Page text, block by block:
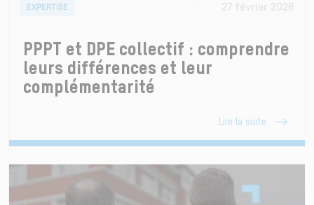
EXPERTISE
PPPT et DPE collectif : comprendre
leurs différences et leur
complémentarité
Lire la suite